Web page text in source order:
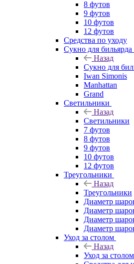
8 футов
9 футов
10 футов
12 футов
Средства по уходу
Сукно для бильярда
Назад
Сукно для
Iwan Simonis
Manhattan
Grand
Светильники
Назад
Светильники
7 футов
8 футов
9 футов
10 футов
12 футов
Треугольники
Назад
Треугольники
Диаметр
Диаметр
Диаметр
Диаметр
Уход за столом
Назад
Уход за столом